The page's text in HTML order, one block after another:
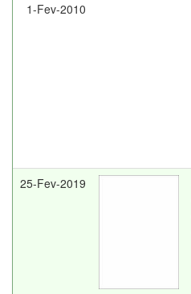
1-Fev-2010
25-Fev-2019